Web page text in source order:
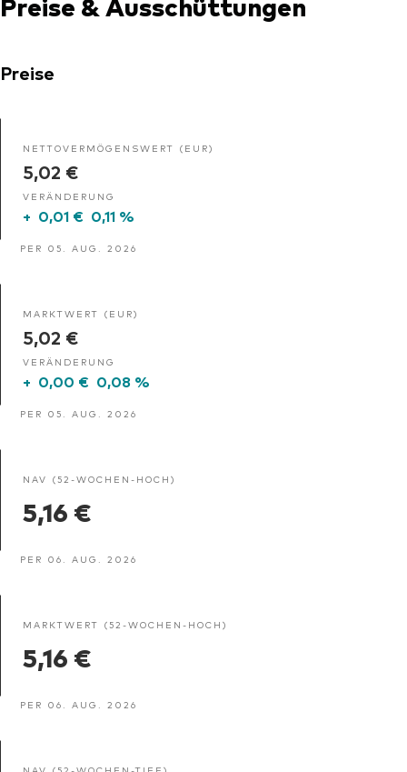
Preise
NETTOVERMÖGENSWERT (EUR)
5,02 €
VERÄNDERUNG
+ 0,01 € 0,11 %
PER 05. AUG. 2026
MARKTWERT (EUR)
5,02 €
VERÄNDERUNG
+ 0,00 € 0,08 %
PER 05. AUG. 2026
NAV (52-WOCHEN-HOCH)
5,16 €
PER 06. AUG. 2026
MARKTWERT (52-WOCHEN-HOCH)
5,16 €
PER 06. AUG. 2026